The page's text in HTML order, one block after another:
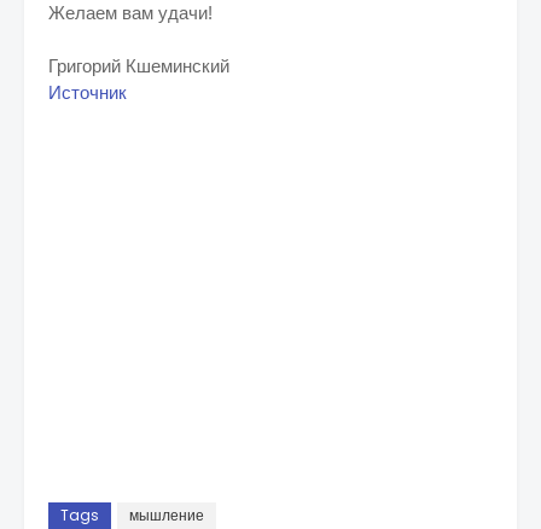
Желаем вам удачи!
Григорий Кшеминский
Источник
Tags мышление